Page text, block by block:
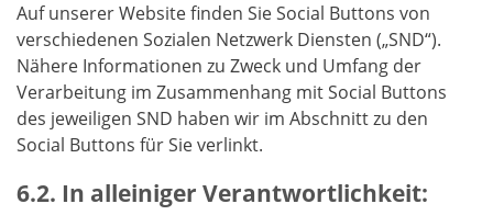
Auf unserer Website finden Sie Social Buttons von
verschiedenen Sozialen Netzwerk Diensten („SND“).
Nähere Informationen zu Zweck und Umfang der
Verarbeitung im Zusammenhang mit Social Buttons
des jeweiligen SND haben wir im Abschnitt zu den
Social Buttons für Sie verlinkt.
In alleiniger Verantwortlichkeit: